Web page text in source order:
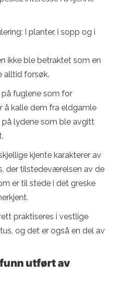
I planter, i sopp og i
ikke ble betraktet som en
alltid forsøk.
på fuglene som for
å kalle dem fra eldgamle
lydene som ble avgitt
kjente karakterer av
der tilstedeværelsen av de
er til stede i det greske
praktiseres i vestlige
og det er også en del av
utført av